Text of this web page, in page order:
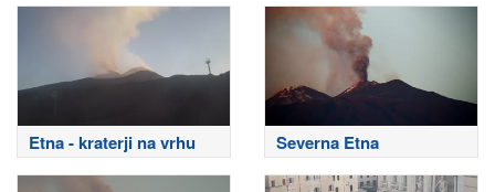
Etna - kraterji na vrhu Severna Etna